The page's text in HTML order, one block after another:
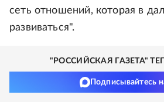
сеть отношений, которая в
развиваться".
"РОССИЙСКАЯ ГАЗЕТА"
Подписывайтесь